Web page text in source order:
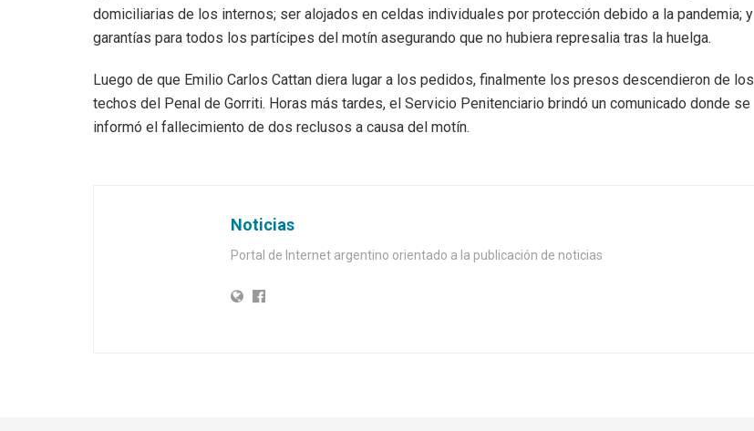
domiciliarias de los internos; ser alojados en celdas individuales por protección debido a la pandemia; y
garantías para todos los partícipes del motín asegurando que no hubiera represalia tras la huelga.
Luego de que Emilio Carlos Cattan diera lugar a los pedidos, finalmente los presos descendieron de los
techos del Penal de Gorriti. Horas más tardes, el Servicio Penitenciario brindó un comunicado donde se
informó el fallecimiento de dos reclusos a causa del motín.
Noticias
Portal de Internet argentino orientado a la publicación de noticias